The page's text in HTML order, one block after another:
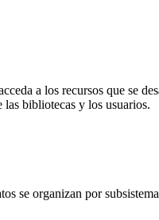
a los recursos que se
bibliotecas y los usuarios.
se organizan por